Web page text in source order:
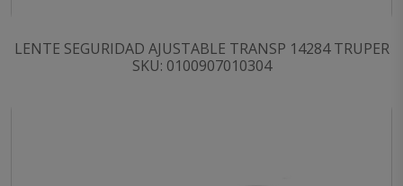
LENTE SEGURIDAD AJUSTABLE TRANSP 14284 TRUPER
SKU: 0100907010304